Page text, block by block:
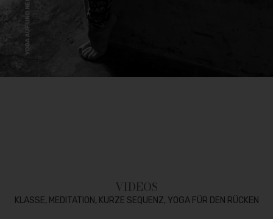
VIDEOS
KLASSE, MEDITATION, KURZE SEQUENZ, YOGA FÜR DEN RÜCKEN